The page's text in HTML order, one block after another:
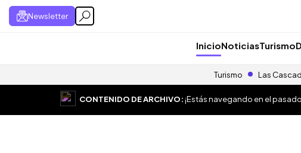
Newsletter
InicioNoticiasTurismo
Turismo Las
CONTENIDO DE ARCHIVO:¡Estás navegando en el